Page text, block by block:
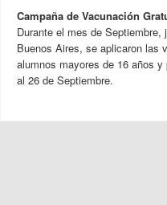
Campaña de Vacunación
Durante el mes de
Buenos Aires, se aplicaron las
alumnos mayores de 16 años
al 26 de Septiembre.